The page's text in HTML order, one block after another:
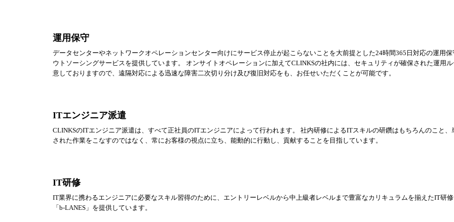
運用保守
データセンターやネットワークオペレーションセンター向けにサービス停止が起こらないことを大前提とした24時間365日対応の運用保
ウトソーシングサービスを提供しています。 オンサイトオペレーションに加えてCLINKSの社内には、セキュリティが確保された運用ル
意しておりますので、遠隔対応による迅速な障害二次切り分け及び復旧対応をも、お任せいただくことが可能です。
ITエンジニア派遣
CLINKSのITエンジニア派遣は、すべて正社員のITエンジニアによって行われます。 社内研修によるITスキルの研鑽はもちろんのこと、
された作業をこなすのではなく、常にお客様の視点に立ち、能動的に行動し、貢献することを目指しています。
IT研修
IT業界に携わるエンジニアに必要なスキル習得のために、エントリーレベルから中上級者レベルまで豊富なカリキュラムを揃えたIT研
「b-LANES」を提供しています。